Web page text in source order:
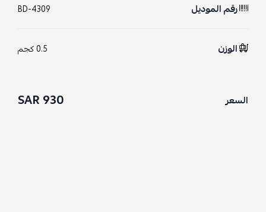
رقم الموديل BD-4309
الوزن 0.5 كجم
السعر 930 SAR